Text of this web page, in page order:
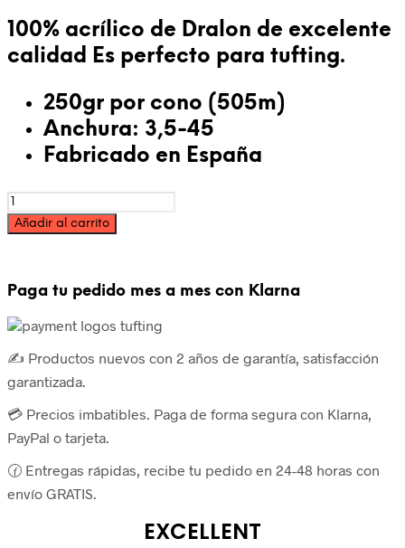
100% acrílico de Dralon de excelente
calidad Es perfecto para tufting.
250gr por cono (505m)
Anchura: 3,5-45
Fabricado en España
Hilo
acrílico
en
-
cantidad
Añadir al carrito
Paga tu pedido mes a mes con Klarna
✍️ Productos nuevos con 2 años de garantía, satisfacción
garantizada.
💳 Precios imbatibles. Paga de forma segura con Klarna,
PayPal o tarjeta.
🕜 Entregas rápidas, recibe tu pedido en 24-48 horas con
envío GRATIS.
EXCELLENT